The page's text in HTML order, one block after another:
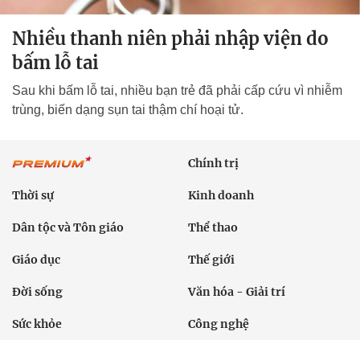
Nhiều thanh niên phải nhập viện do
bấm lỗ tai
Sau khi bấm lỗ tai, nhiều bạn trẻ đã phải cấp cứu vì nhiễm
trùng, biến dạng sụn tai thậm chí hoại tử.
Chính trị
Thời sự Kinh doanh
Dân tộc và Tôn giáo Thể thao
Giáo dục Thế giới
Đời sống Văn hóa - Giải trí
Sức khỏe Công nghệ